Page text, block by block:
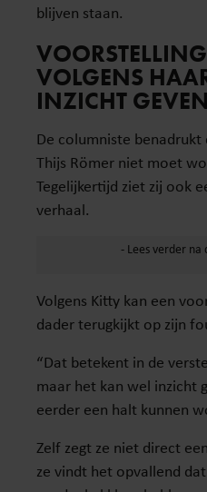
blijven staan.
VOLGENS
INZICHT GEVEN
De columniste
Thijs Römer niet moet
Tegelijkertijd ziet zij ook
verhaal.
Volgens Kitty kan een
dader terugkijkt op zijn
“Dat betekent in de
maar het kan wel inzicht
eerder een halt kunnen
Zelf zegt ze niet direct
ze vindt het opvallend